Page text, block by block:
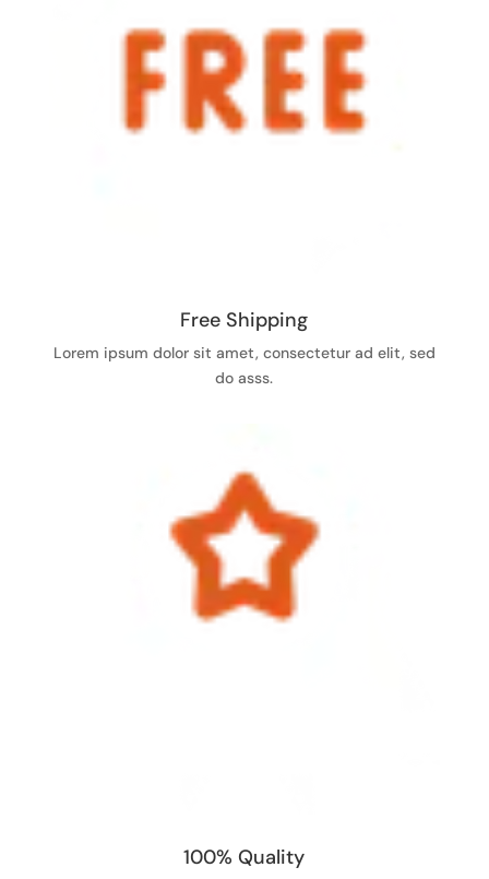
Free Shipping
Lorem ipsum dolor sit amet, consectetur ad elit, sed
do asss.
100% Quality